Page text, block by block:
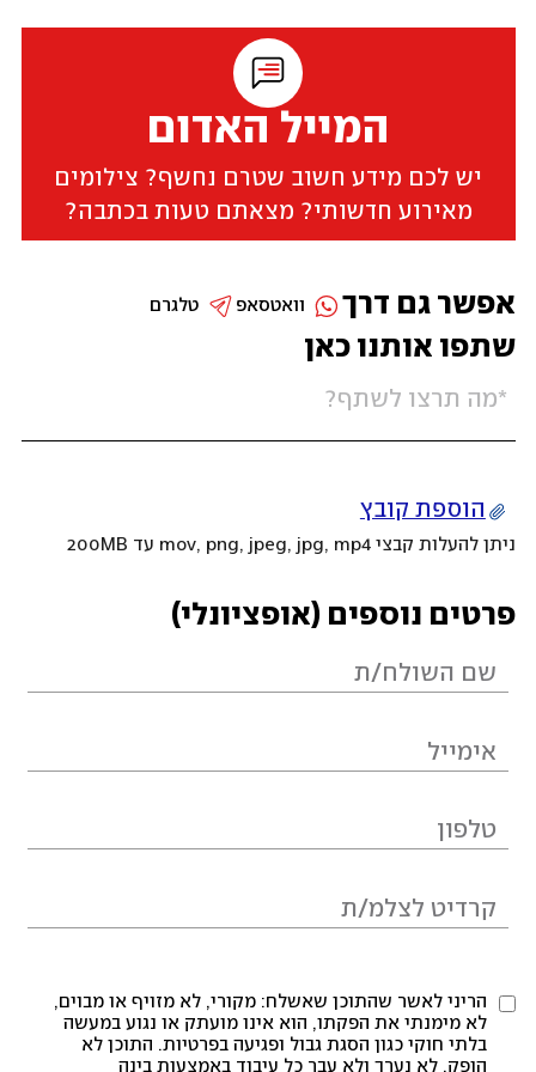
המייל האדום
יש לכם מידע חשוב שטרם נחשף? צילומים
מאירוע חדשותי? מצאתם טעות בכתבה?
שתפו אותנו כאן
הוספת קובץ
ניתן להעלות קבצי mov, png, jpeg, jpg, mp4 עד 200MB
פרטים נוספים (אופציונלי)
הריני לאשר שהתוכן שאשלח: מקורי, לא מזויף או מבוים,
לא מימנתי את הפקתו, הוא אינו מועתק או נגוע במעשה
בלתי חוקי כגון הסגת גבול ופגיעה בפרטיות. התוכן לא
הופק, לא נערך ולא עבר כל עיבוד באמצעות בינה
אפשר גם דרך טלגרם וואטסאפ